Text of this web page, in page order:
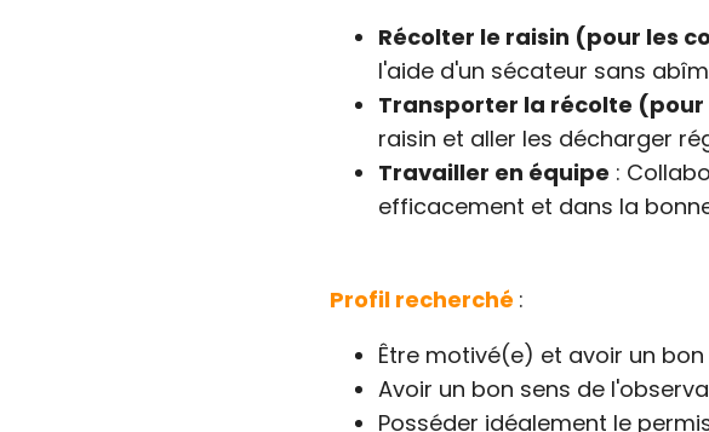
Récolter le raisin (pour les
l'aide d'un sécateur sans
Transporter la récolte
raisin et aller les décharger
Travailler en équipe :
efficacement et dans la
Profil recherché :
Être motivé(e) et avoir un
Avoir un bon sens de
Posséder idéalement le